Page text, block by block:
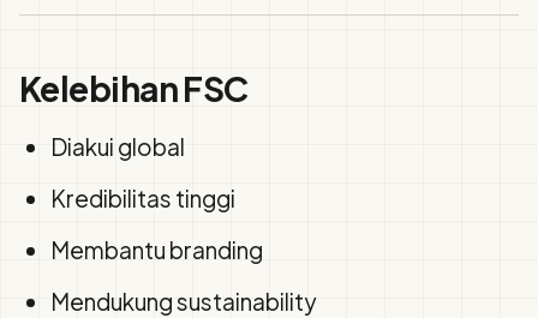
Kelebihan FSC
Diakui global
Kredibilitas tinggi
Membantu branding
Mendukung sustainability